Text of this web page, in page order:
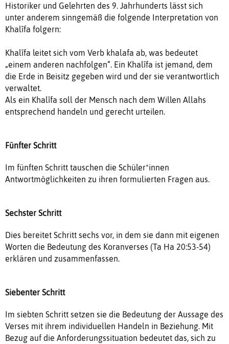
Historiker und Gelehrten des 9. Jahrhunderts lässt sich
unter anderem sinngemäß die folgende Interpretation von
Khalīfa folgern:
Khalīfa leitet sich vom Verb khalafa ab, was bedeutet
„einem anderen nachfolgen“. Ein Khalīfa ist jemand, dem
die Erde in Beisitz gegeben wird und der sie verantwortlich
verwaltet.
Als ein Khalīfa soll der Mensch nach dem Willen Allahs
entsprechend handeln und gerecht urteilen.
Fünfter Schritt
Im fünften Schritt tauschen die Schüler*innen
Antwortmöglichkeiten zu ihren formulierten Fragen aus.
Sechster Schritt
Dies bereitet Schritt sechs vor, in dem sie dann mit eigenen
Worten die Bedeutung des Koranverses (Ta Ha 20:53-54)
erklären und zusammenfassen.
Siebenter Schritt
Im siebten Schritt setzen sie die Bedeutung der Aussage des
Verses mit ihrem individuellen Handeln in Beziehung. Mit
Bezug auf die Anforderungssituation bedeutet das, sich zu